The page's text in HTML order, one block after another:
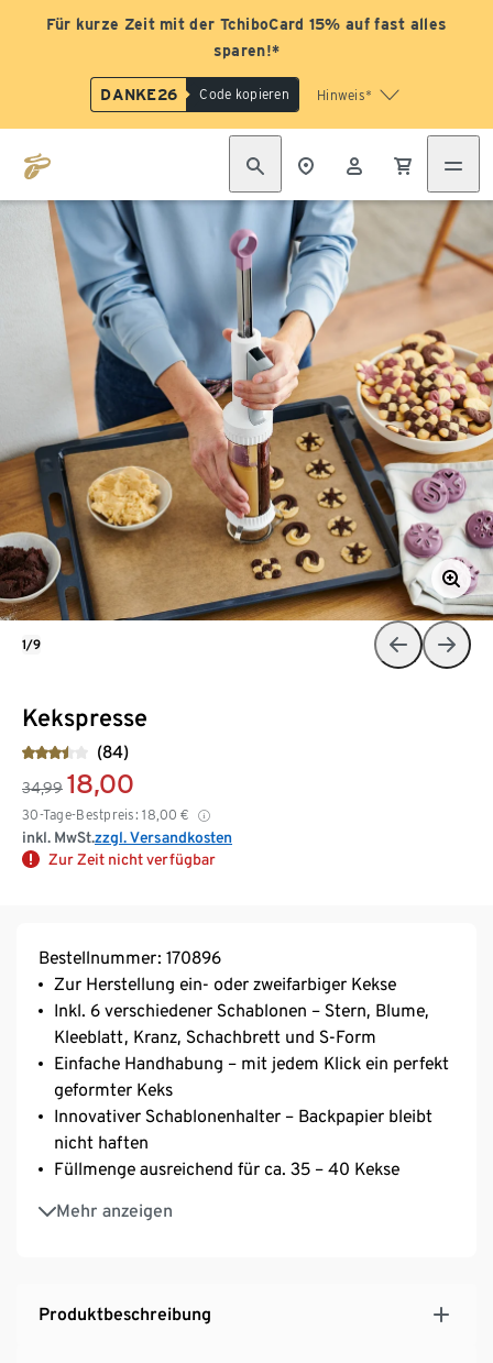
Für kurze Zeit mit der TchiboCard 15% auf fast alles
sparen!*
DANKE26 Code kopieren Hinweis*
Kekspresse
(84)
34,99 18,00
30-Tage-Bestpreis: 18,00 €
inkl. MwSt.zzgl. Versandkosten
Zur Zeit nicht verfügbar
1/9
Bestellnummer: 170896
Zur Herstellung ein- oder zweifarbiger Kekse
Inkl. 6 verschiedener Schablonen – Stern, Blume,
Kleeblatt, Kranz, Schachbrett und S-Form
Einfache Handhabung – mit jedem Klick ein perfekt
geformter Keks
Innovativer Schablonenhalter – Backpapier bleibt
nicht haften
Füllmenge ausreichend für ca. 35 – 40 Kekse
Mehr anzeigen
Inkl. Rezeptideen
Produktbeschreibung